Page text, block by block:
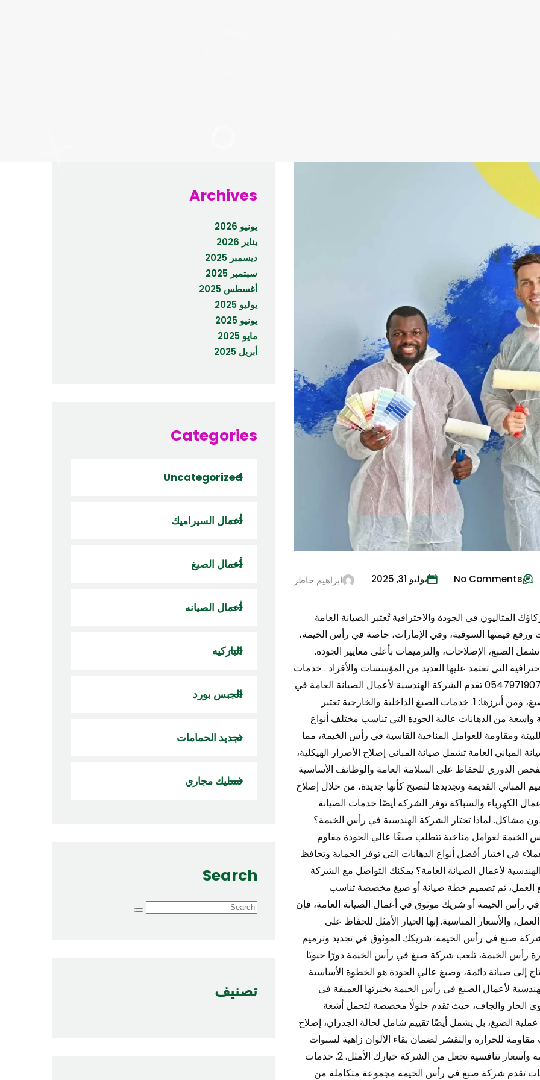
ابراهيم خاطر يوليو 31, 2025 No Comments
المثاليون في الجودة والاحترافية تُعتبر الصيانة العامة
قيمتها السوقية، وفي الإمارات، خاصة في رأس الخيمة،
الصبغ، الإصلاحات، والترميمات بأعلى معايير الجودة.
0547971907 هي عنوان الاحترافية التي تعتمد عليها العديد من المؤسسات والأفراد . خدمات
الشركة الهندسية لأعمال الصيانة العامة في رأس الخيمة0547971907 تقدم الشركة الهندسية لأعمال الصيانة العامة في
الإمارات خدمات متنوعة تشمل جميع جوانب الصيانة والصبغ، ومن أبرزها: 1. خدمات الصبغ الداخلية والخارجية تعتبر
من الدهانات عالية الجودة التي تناسب مختلف أنواع
ومقاومة للعوامل المناخية القاسية في رأس الخيمة، مما
اللون وحماية المبنى من العوامل الجوية. 2. صيانة المباني العامة تشمل صيانة المباني إصلاح الأضرار الهيكلية،
الدوري للحفاظ على السلامة العامة والوظائف الأساسية
المباني القديمة وتجديدها لتصبح كأنها جديدة، من خلال إصلاح
صبغ الجدران، واستبدال التشطيبات التالفة. 4. أعمال الكهرباء والسباكة توفر الشركة أيضًا خدمات الصيانة
مشاكل. لماذا تختار الشركة الهندسية في رأس الخيمة؟
الخيمة لعوامل مناخية تتطلب صبغًا عالي الجودة مقاوم
في اختيار أفضل أنواع الدهانات التي توفر الحماية وتحافظ
لأعمال الصيانة العامة؟ يمكنك التواصل مع الشركة
العمل، ثم تصميم خطة صيانة أو صبغ مخصصة تناسب
رأس الخيمة أو شريك موثوق في أعمال الصيانة العامة، فإن
والأسعار المناسبة. إنها الخيار الأمثل للحفاظ على
وتحسين بيئة عملك أو منزلك بأفضل صورة. 1. شركة صبغ في رأس الخيمة: شريكك الموثوق في تجديد وترميم
رأس الخيمة، تلعب شركة صبغ في رأس الخيمة دورًا حيويًا
إلى صيانة دائمة، وصبغ عالي الجودة هو الخطوة الأساسية
لأعمال الصبغ في رأس الخيمة بخبرتها العميقة في
الحار والجاف، حيث تقدم حلولًا مخصصة لتحمل أشعة
الصبغ، بل يشمل أيضًا تقييم شامل لحالة الجدران، إصلاح
للحرارة والتقشر لضمان بقاء الألوان زاهية لسنوات
طويلة. بالإضافة إلى ذلك، يتم الالتزام بجداول زمنية صارمة وأسعار تنافسية تجعل من الشركة خيارك الأمثل. 2. خدمات
تقدم شركة صبغ في رأس الخيمة مجموعة متكاملة من
Archives
يونيو 2026
يناير 2026
ديسمبر 2025
سبتمبر 2025
أغسطس 2025
يوليو 2025
يونيو 2025
مايو 2025
أبريل 2025
Categories
Uncategorized
أعمال السيراميك
أعمال الصبغ
أعمال الصيانه
الباركيه
الجبس بورد
تجديد الحمامات
تسليك مجاري
Search
تصنيف